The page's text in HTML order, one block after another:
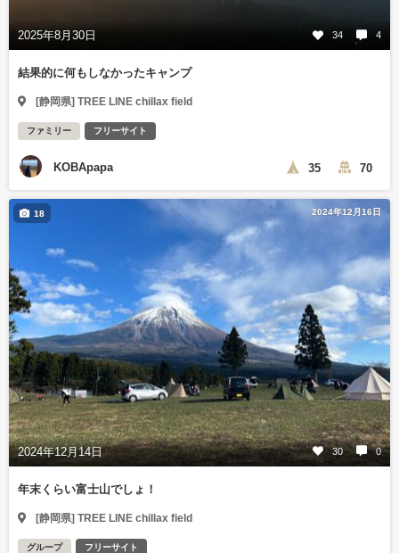
2025年8月30日 34 4
結果的に何もしなかったキャンプ
[静岡県] TREE LINE chillax field
ファミリー フリーサイト
KOBApapa 35 70
2024年12月16日
2024年12月14日 30 0
18
年末くらい富士山でしょ！
[静岡県] TREE LINE chillax field
グループ フリーサイト